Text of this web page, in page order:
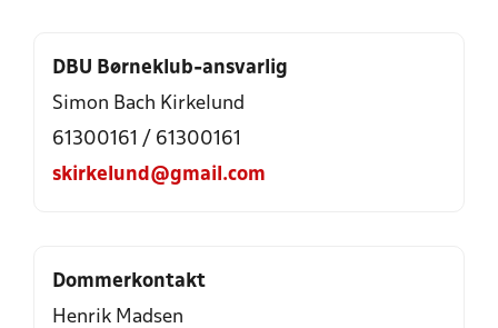
DBU Børneklub-ansvarlig
Simon Bach Kirkelund
61300161 / 61300161
skirkelund@gmail.com
Dommerkontakt
Henrik Madsen